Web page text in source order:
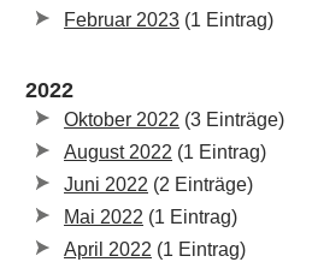
Februar 2023 (1 Eintrag)
2022
Oktober 2022 (3 Einträge)
August 2022 (1 Eintrag)
Juni 2022 (2 Einträge)
Mai 2022 (1 Eintrag)
April 2022 (1 Eintrag)